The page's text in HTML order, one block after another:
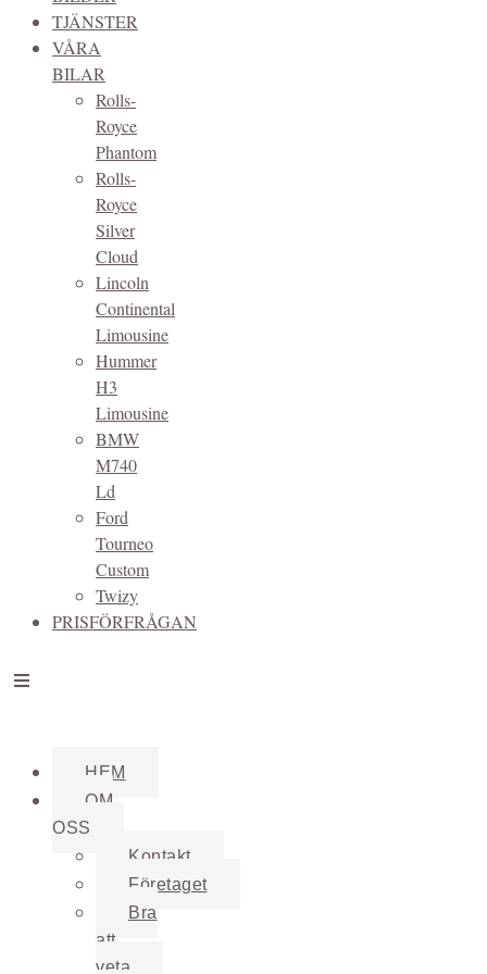
TJÄNSTER
VÅRA
BILAR
Rolls-
Royce
Phantom
Rolls-
Royce
Silver
Cloud
Lincoln
Continental
Limousine
Hummer
H3
Limousine
BMW
M740
Ld
Ford
Tourneo
Custom
Twizy
PRISFÖRFRÅGAN
HEM
OM
OSS
Kontakt
Företaget
Bra
att
veta